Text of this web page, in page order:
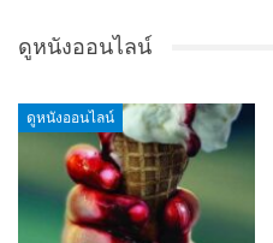
ดูหนังออนไลน์
ดูหนังออนไลน์